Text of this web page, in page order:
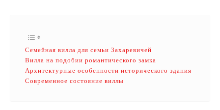
Семейная вилла для семьи Захаревичей
Вилла на подобии романтического замка
Архитектурные особенности исторического здания
Современное состояние виллы